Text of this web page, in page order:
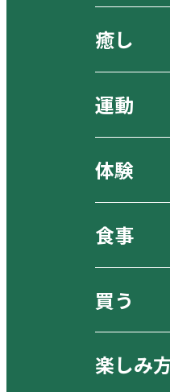
癒し
運動
体験
食事
買う
楽しみ